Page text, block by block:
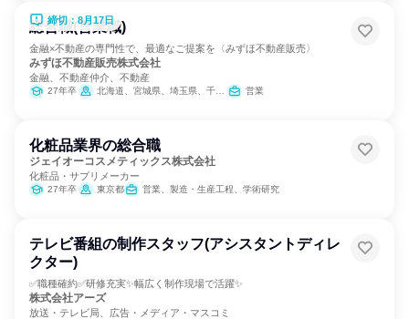
締切：8月17日
総合職(営業職)
金融×不動産の専門性で、最適なご提案を〈みずほ不動産販売〉
みずほ不動産販売株式会社
金融、不動産仲介、不動産
27年卒 北海道、宮城県、埼玉県、千葉県、東京都、神奈川県、新潟県、愛知県、京都府、大阪府、兵庫県、岡山県、広島県、福岡県 営業
化粧品業界の総合職
ジェイオーコスメティックス株式会社
化粧品・サプリメーカー
27年卒 東京都 営業、製造・生産工程、学術研究
テレビ番組の制作スタッフ(アシスタントディレ
クター)
✅職種確約✅研修充実✨幅広く制作現場で活躍✨
株式会社アーズ
放送・テレビ局、広告・メディア・マスコミ